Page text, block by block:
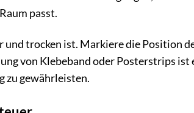
passt.
und trocken ist. Markiere die Position
von Klebeband oder Posterstrips
zu gewährleisten.